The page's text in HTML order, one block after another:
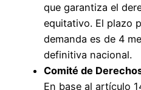
que garantiza el
equitativo. El plazo
demanda es de 4
definitiva nacional.
Comité de
En base al artículo